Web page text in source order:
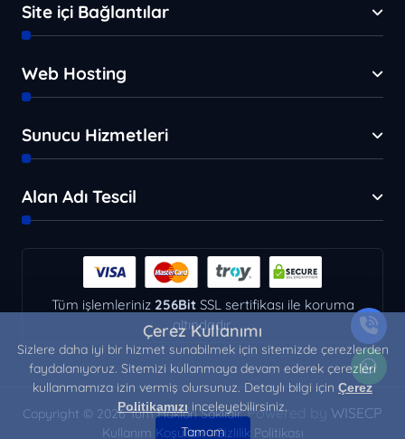
Site içi Bağlantılar
Web Hosting
Sunucu Hizmetleri
Alan Adı Tescil
Tüm işlemleriniz 256BitSSL sertifikası ile koruma
altındadır.
Copyright © 2026 Tüm Hakları Saklıdır.Powered by WISECP
Kullanım Koşulları Gizlilik Politikası
Çerez Kullanımı
Sizlere daha iyi bir hizmet sunabilmek için sitemizde çerezlerden
faydalanıyoruz. Sitemizi kullanmaya devam ederek çerezleri
kullanmamıza izin vermiş olursunuz. Detaylı bilgi için Çerez
Politikamızı inceleyebilirsiniz.
Tamam